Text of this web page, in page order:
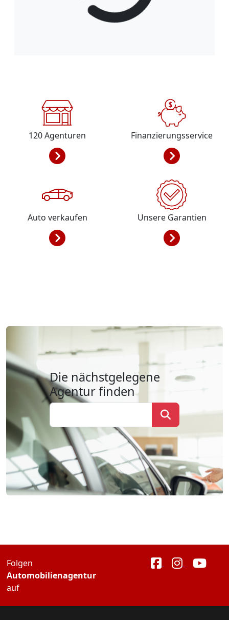
120Agenturen Finanzierungsservice
Auto verkaufen Unsere Garantien
Die nächstgelegene
Agentur finden
Folgen
Automobilienagentur
auf